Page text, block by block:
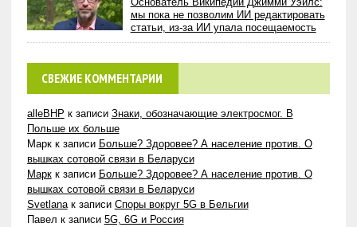
мы пока не позволим ИИ редактировать
статьи, из-за ИИ упала посещаемость
СВЕЖИЕ КОММЕНТАРИИ
alleBHP к записи Знаки, обозначающие электросмог. В
Польше их больше
Маркк записи Больше? Здоровее? А население против. О
вышках сотовой связи в Беларуси
Маркк записи Больше? Здоровее? А население против. О
вышках сотовой связи в Беларуси
Svetlanaк записи Споры вокруг 5G в Бельгии
Павел к записи 5G, 6G и Россия